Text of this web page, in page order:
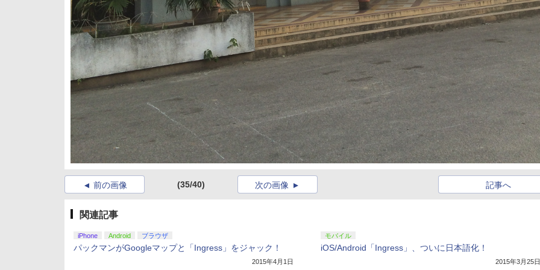
前の画像 (35/40) 記事へ
次の画像
関連記事
iPhone Android ブラウザ
パックマンがGoogleマップと「Ingress」をジャック！
2015年4月1日
モバイル
iOS/Android「Ingress」、ついに日本語化！
2015年3月25日